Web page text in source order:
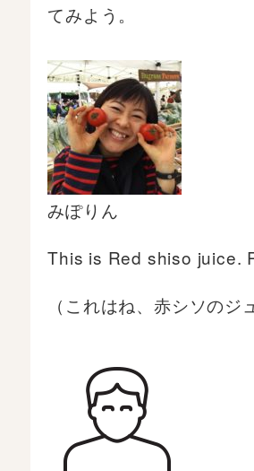
てみよう。
みぽりん
This is Red shiso juice.
（これはね、赤シソのジ